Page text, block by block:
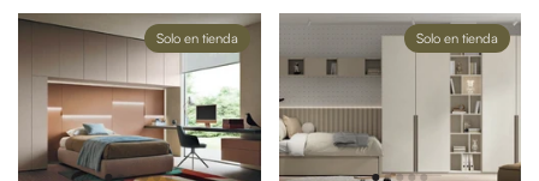
Solo en tienda Solo en tienda